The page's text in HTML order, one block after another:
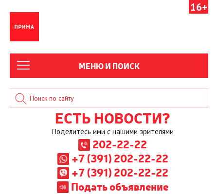
16+
МЕНЮ И ПОИСК
ЕСТЬ НОВОСТИ?
Поделитесь ими с нашими зрителями
202-22-22
+7 (391) 202-22-22
+7 (391) 202-22-22
Подать объявление